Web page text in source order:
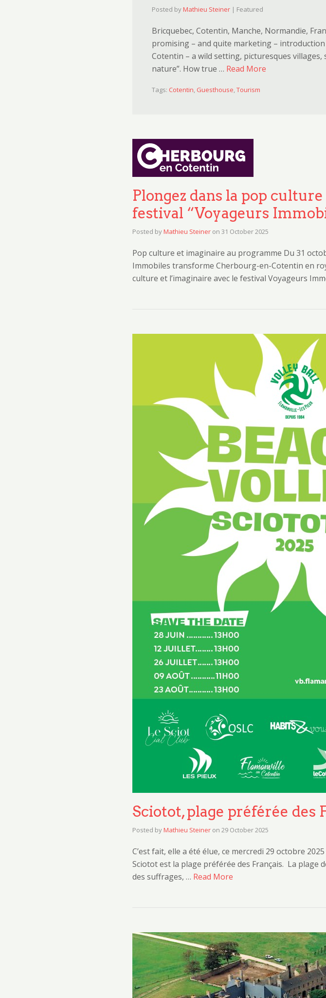
Posted byMathieu Steiner | Featured
Bricquebec, Cotentin, Manche, Normandie,
promising – and quite marketing – introduction
Cotentin – a wild setting, picturesques
nature”. How true … Read More
Tags: Cotentin Guesthouse Tourism
Plongez dans la pop
festival “Voyageurs
Posted byMathieu Steiner on 31 October 2025
Pop culture et imaginaire au programme Du 31
Immobiles transforme Cherbourg-en-Cotentin en
culture et l’imaginaire avec le festival Voyageurs
Sciotot, plage préférée des
Posted byMathieu Steiner on 29 October 2025
C’est fait, elle a été élue, ce mercredi 29 octobre
Sciotot est la plage préférée des Français. La plage
des suffrages, … Read More